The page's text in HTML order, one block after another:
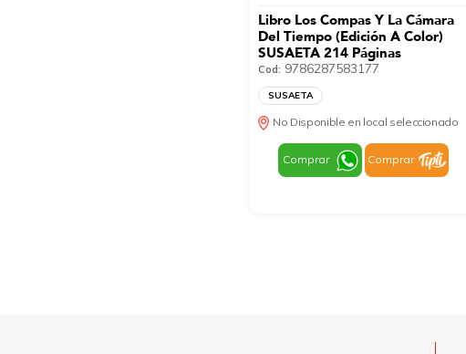
Libro Los Compas Y La Cámara
Del Tiempo (Edición A Color)
SUSAETA 214 Páginas
Cod: 9786287583177
SUSAETA
No Disponible en local seleccionado
Comprar Comprar